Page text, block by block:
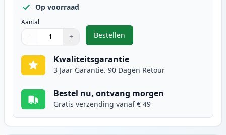
Op voorraad
Aantal
Gebruik de knoppen om aan te passen
− +
1
Bestellen
,2 stuks Brother LC123 (LC121)
Kwaliteitsgarantie
3 Jaar Garantie. 90 Dagen Retour
Bestel nu, ontvang morgen
Gratis verzending vanaf € 49